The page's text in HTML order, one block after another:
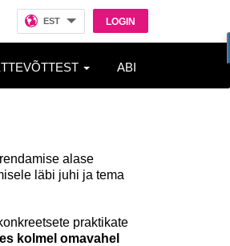
LOGIN
EST
ABI
alase
läbi juhi ja tema
praktikate
kolmel omavahel